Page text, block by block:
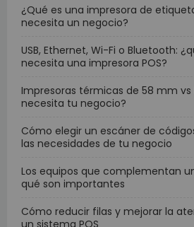
¿Qué es una impresora de
necesita un negocio?
USB, Ethernet, Wi-Fi o Bluetooth:
necesita una impresora POS?
Impresoras térmicas de 58 mm
necesita tu negocio?
Cómo elegir un escáner de
las necesidades de tu negocio
Los equipos que complementan
qué son importantes
Cómo reducir filas y mejorar la
un sistema POS